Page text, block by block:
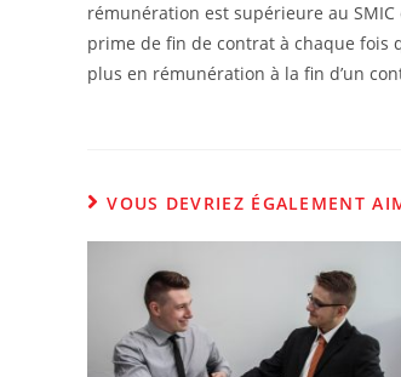
rémunération est supérieure au
prime de fin de contrat à chaque fois
plus en rémunération à la fin d’un
VOUS DEVRIEZ ÉGALEMENT